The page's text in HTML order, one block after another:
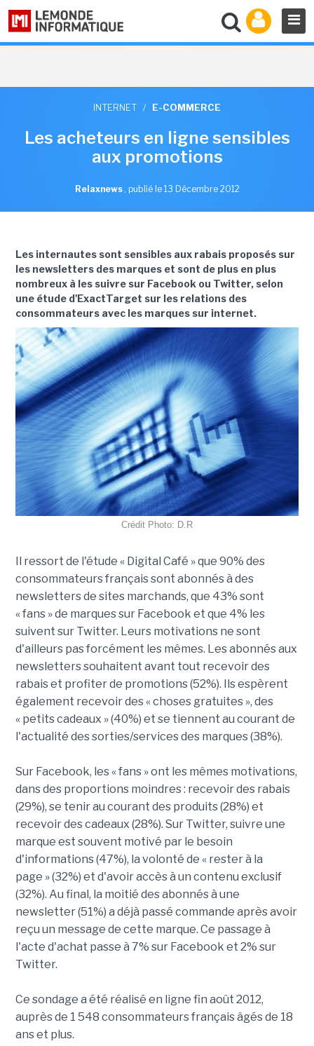
INTERNET / E-COMMERCE
Les acheteurs en ligne sensibles
aux promotions
Relaxnews , publié le 13 Décembre 2012
Les internautes sont sensibles aux rabais proposés sur
les newsletters des marques et sont de plus en plus
nombreux à les suivre sur Facebook ou Twitter, selon
une étude d'ExactTarget sur les relations des
consommateurs avec les marques sur internet.
Crédit Photo: D.R
Il ressort de l'étude « Digital Café » que 90% des
consommateurs français sont abonnés à des
newsletters de sites marchands, que 43% sont
« fans » de marques sur Facebook et que 4% les
suivent sur Twitter. Leurs motivations ne sont
d'ailleurs pas forcément les mêmes. Les abonnés aux
newsletters souhaitent avant tout recevoir des
rabais et profiter de promotions (52%). Ils espèrent
également recevoir des « choses gratuites », des
« petits cadeaux » (40%) et se tiennent au courant de
l'actualité des sorties/services des marques (38%).
Sur Facebook, les « fans » ont les mêmes motivations,
dans des proportions moindres : recevoir des rabais
(29%), se tenir au courant des produits (28%) et
recevoir des cadeaux (28%). Sur Twitter, suivre une
marque est souvent motivé par le besoin
d'informations (47%), la volonté de « rester à la
page » (32%) et d'avoir accès à un contenu exclusif
(32%). Au final, la moitié des abonnés à une
newsletter (51%) a déjà passé commande après avoir
reçu un message de cette marque. Ce passage à
l'acte d'achat passe à 7% sur Facebook et 2% sur
Twitter.
Ce sondage a été réalisé en ligne fin août 2012,
auprès de 1 548 consommateurs français âgés de 18
ans et plus.